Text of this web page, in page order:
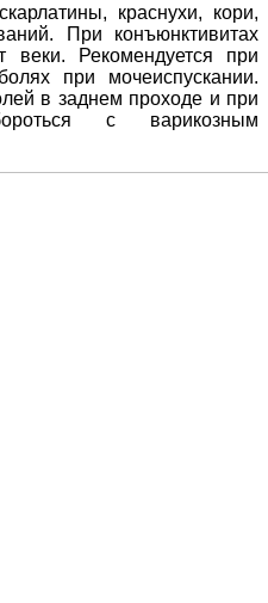
краснухи, кори,
При конъюнктивитах
Рекомендуется при
при мочеиспускании.
в заднем проходе и при
с варикозным